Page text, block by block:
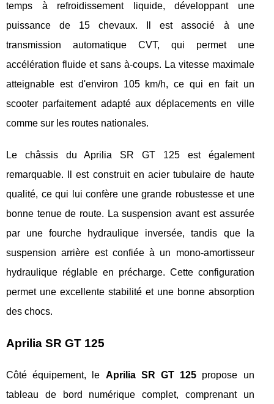
temps à refroidissement liquide, développant une
puissance de 15 chevaux. Il est associé à une
transmission automatique CVT, qui permet une
accélération fluide et sans à-coups. La vitesse maximale
atteignable est d'environ 105 km/h, ce qui en fait un
scooter parfaitement adapté aux déplacements en ville
comme sur les routes nationales.
Le châssis du Aprilia SR GT 125 est également
remarquable. Il est construit en acier tubulaire de haute
qualité, ce qui lui confère une grande robustesse et une
bonne tenue de route. La suspension avant est assurée
par une fourche hydraulique inversée, tandis que la
suspension arrière est confiée à un mono-amortisseur
hydraulique réglable en précharge. Cette configuration
permet une excellente stabilité et une bonne absorption
des chocs.
Aprilia SR GT 125
Côté équipement, le Aprilia SR GT 125 propose un
tableau de bord numérique complet, comprenant un